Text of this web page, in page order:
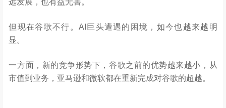
远发展，也有益无害。
但现在谷歌不行。AI巨头遭遇的困境，如今也越来越明
显。
一方面，新的竞争形势下，谷歌之前的优势越来越小，从
市值到业务，亚马逊和微软都在重新完成对谷歌的超越。